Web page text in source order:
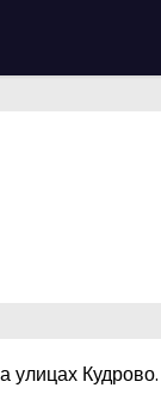
улицах Кудрово.